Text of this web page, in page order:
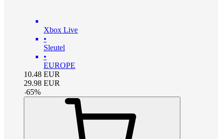
Xbox Live
•
Sleutel
•
EUROPE
10.48 EUR
29.98 EUR
-65%